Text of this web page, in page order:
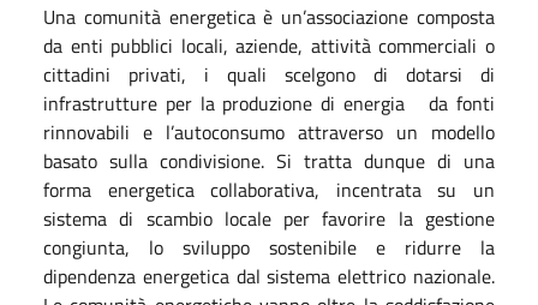
Una comunità energetica è un’associazione composta
da enti pubblici locali, aziende, attività commerciali o
cittadini privati, i quali scelgono di dotarsi di
infrastrutture per la produzione di energia da fonti
rinnovabili e l’autoconsumo attraverso un modello
basato sulla condivisione. Si tratta dunque di una
forma energetica collaborativa, incentrata su un
sistema di scambio locale per favorire la gestione
congiunta, lo sviluppo sostenibile e ridurre la
dipendenza energetica dal sistema elettrico nazionale.